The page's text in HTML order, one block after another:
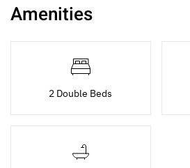
Amenities
2 Double Beds